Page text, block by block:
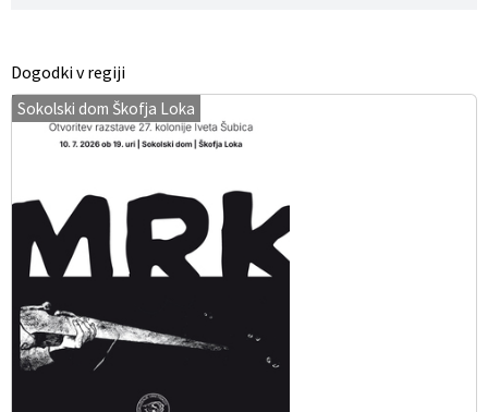
Dogodki v regiji
Sokolski dom Škofja Loka